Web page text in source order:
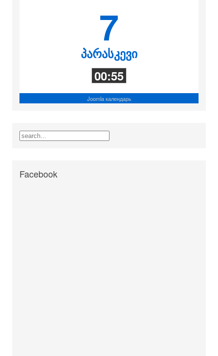
7
პარასკევი
00:55
Joomla календарь
Facebook